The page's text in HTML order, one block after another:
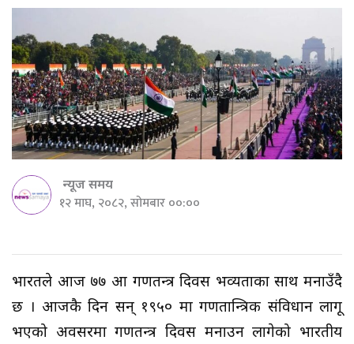
न्यूज समय
१२ माघ, २०८२, सोमबार ००:००
भारतले आज ७७ औं गणतन्त्र दिवस भव्यताका साथ मनाउँदै
छ । आजकै दिन सन् १९५० मा गणतान्त्रिक संविधान लागू
भएको अवसरमा गणतन्त्र दिवस मनाउन लागेको भारतीय